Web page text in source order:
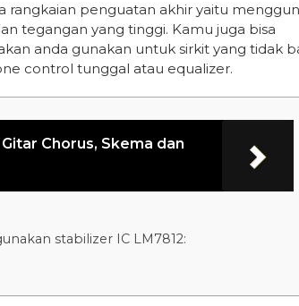
penguatan akhir yaitu
tegangan yang tinggi. Kamu juga bisa
anda gunakan untuk sirkit yang tidak
control tunggal atau equalizer.
Chorus, Skema dan
stabilizer IC LM7812: